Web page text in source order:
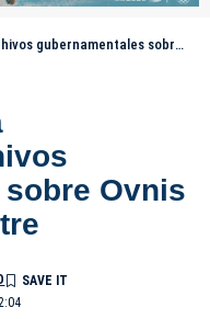
sobre Ovnis y vida extraterrestre
Ovnis